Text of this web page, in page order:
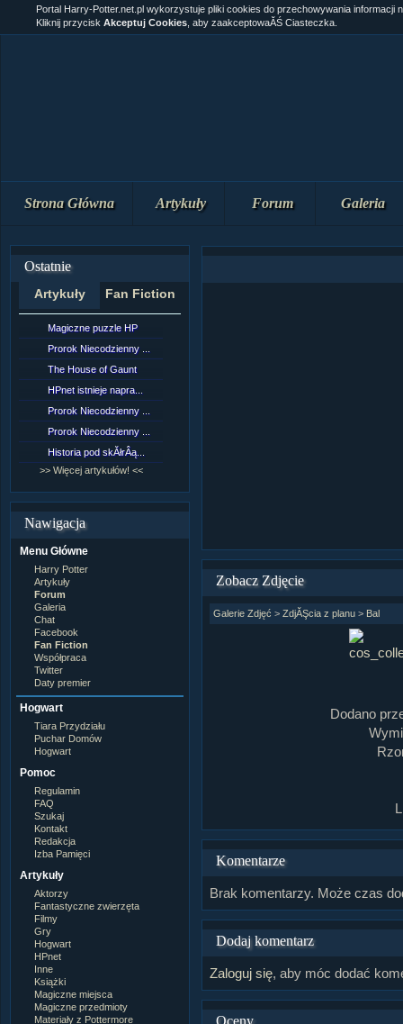
Strona Główna Artykuły Forum Galeria
Ostatnie
Artykuły Fan Fiction
Magiczne puzzle HP
Prorok Niecodzienny ...
The House of Gaunt
HPnet istnieje napra...
Prorok Niecodzienny ...
Prorok Niecodzienny ...
Historia pod skĂłrÂą...
>> Więcej artykułów! <<
Nawigacja
Menu Główne
Harry Potter
Artykuły
Forum
Galeria
Chat
Facebook
Fan Fiction
Współpraca
Twitter
Daty premier
Hogwart
Tiara Przydziału
Puchar Domów
Hogwart
Pomoc
Regulamin
FAQ
Szukaj
Kontakt
Redakcja
Izba Pamięci
Artykuły
Aktorzy
Fantastyczne zwierzęta
Filmy
Gry
Hogwart
HPnet
Inne
Książki
Magiczne miejsca
Magiczne przedmioty
Materiały z Pottermore
Portal Harry-Potter.net.pl wykorzystuje pliki cookies do przechowywania informacji
Kliknij przycisk Akceptuj Cookies , aby zaakceptowaĂŚ Ciasteczka.
Zobacz Zdjęcie
Galerie Zdjęć > ZdjĂŞcia z planu> Bal
Dodano
Komentarze
Brak komentarzy. Może czas
Dodaj komentarz
Zaloguj się, aby móc dodać
Oceny